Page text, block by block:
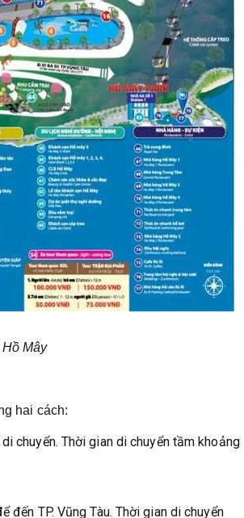
Mây
hai cách:
chuyển. Thời gian di chuyển tầm khoảng
TP. Vũng Tàu. Thời gian di chuyển